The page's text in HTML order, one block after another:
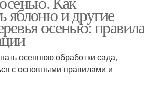
яблоню и другие
осенью: правила
осеннюю обработки сада,
с основными правилами и